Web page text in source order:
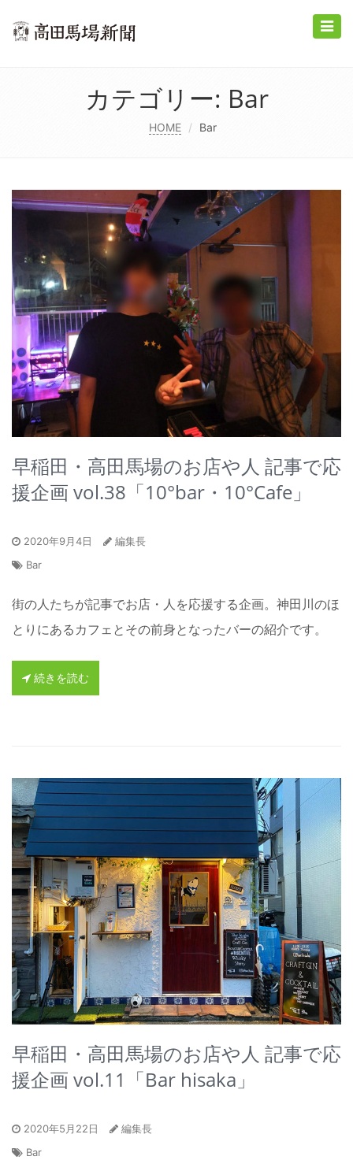
Toggle
カテゴリー: Bar
HOME Bar
早稲田・高田馬場のお店や人 記事で応
援企画 vol.38「10°bar・10°Cafe」
2020年9月4日
編集長
Bar
街の人たちが記事でお店・人を応援する企画。神田川のほ
とりにあるカフェとその前身となったバーの紹介です。
続きを読む
早稲田・高田馬場のお店や人 記事で応
援企画 vol.11「Bar hisaka」
2020年5月22日
編集長
Bar